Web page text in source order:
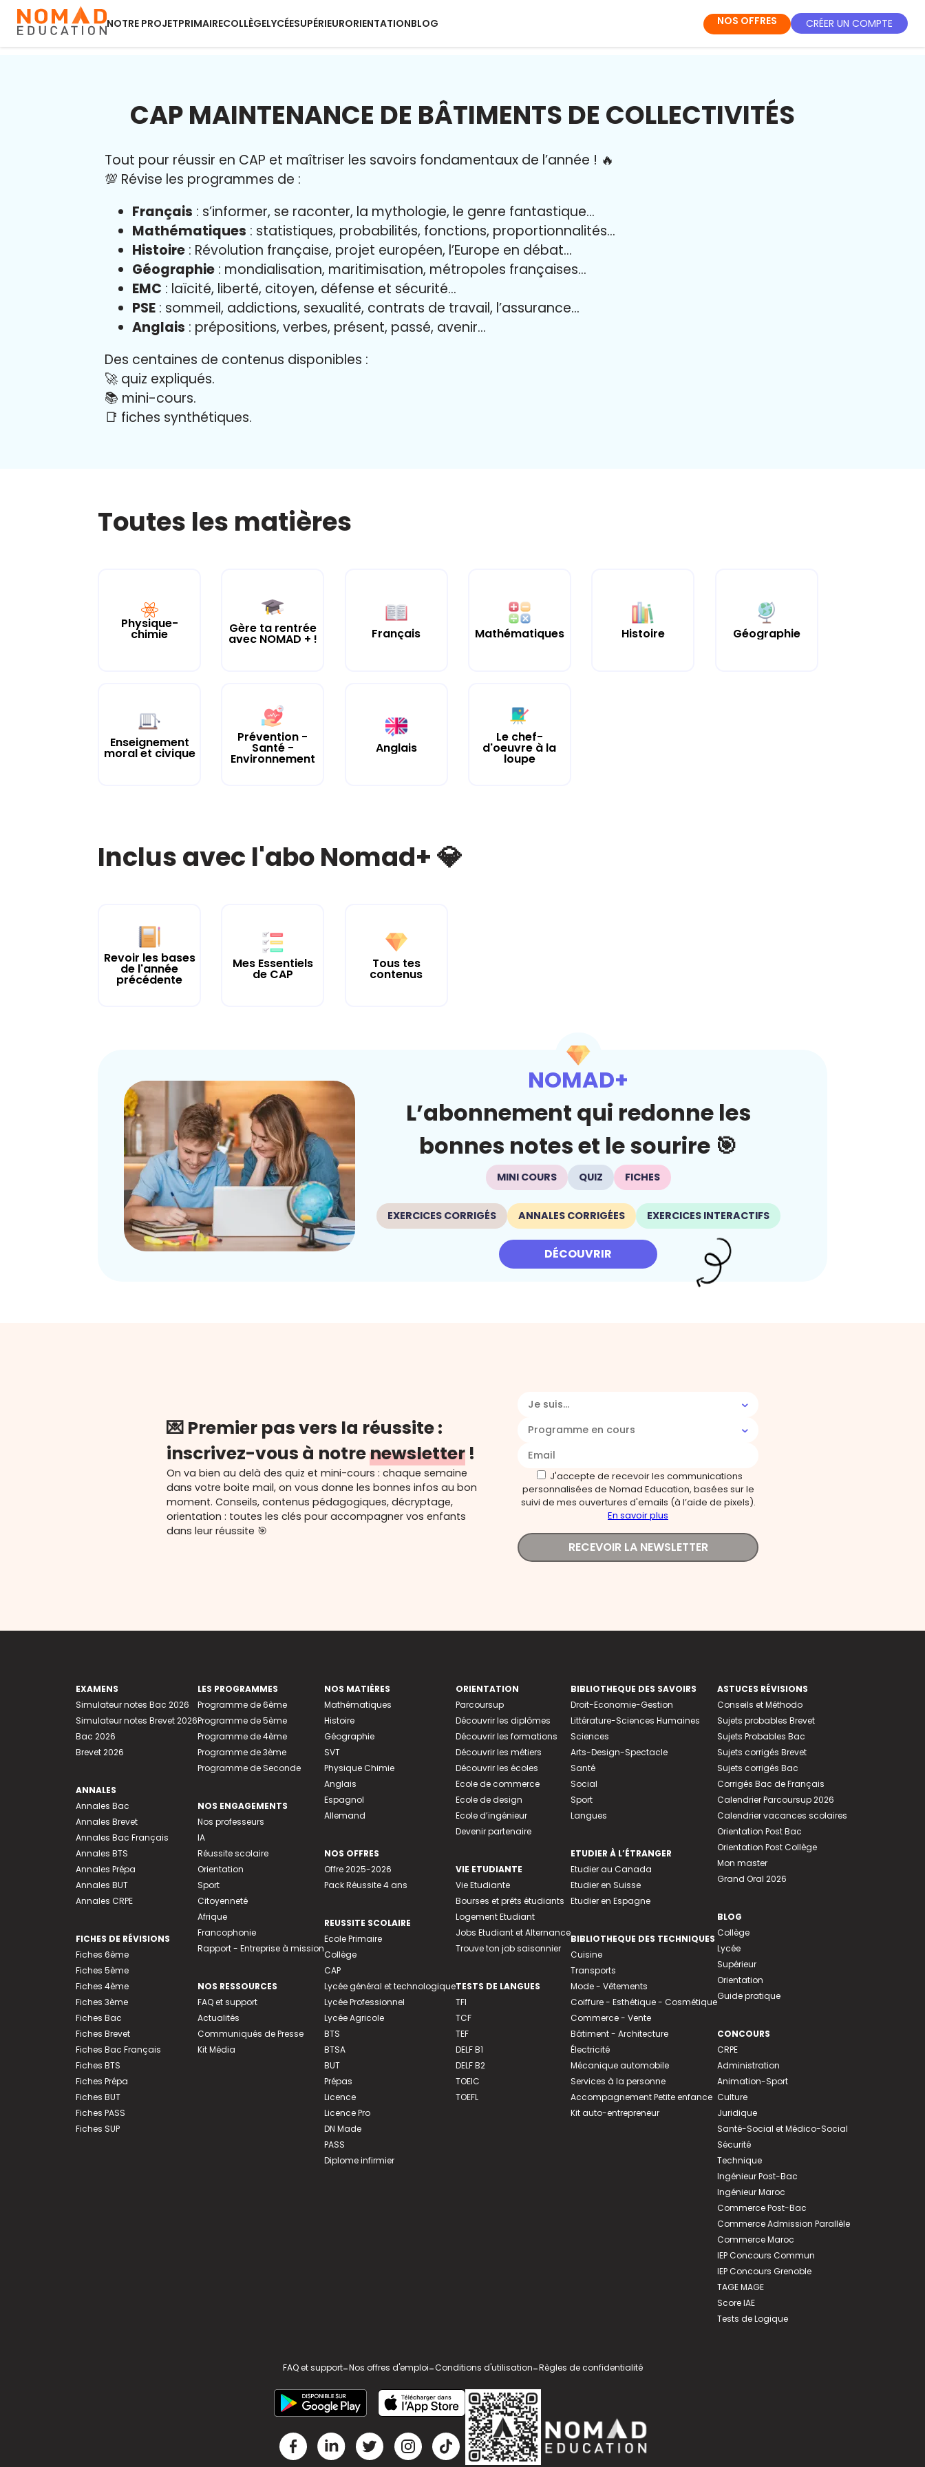
NOTRE PROJETPRIMAIRECOLLÈGELYCÉESUPÉRIEURORIENTATIONBLOG NOS OFFRES CRÉER UN COMPTE
CAP MAINTENANCE DE BÂTIMENTS DE COLLECTIVITÉS
Tout pour réussir en CAP et maîtriser les savoirs fondamentaux de l’année ! 🔥
💯 Révise les programmes de :
Français : s’informer, se raconter, la mythologie, le genre fantastique…
Mathématiques : statistiques, probabilités, fonctions, proportionnalités…
Histoire : Révolution française, projet européen, l’Europe en débat…
Géographie : mondialisation, maritimisation, métropoles françaises…
EMC : laïcité, liberté, citoyen, défense et sécurité…
PSE : sommeil, addictions, sexualité, contrats de travail, l’assurance…
Anglais : prépositions, verbes, présent, passé, avenir…
Des centaines de contenus disponibles :
🚀 quiz expliqués.
📚 mini-cours.
📑 fiches synthétiques.
Toutes les matières
Physique-
chimie Gère ta rentrée
avec NOMAD + ! Français Mathématiques Histoire Géographie
Enseignement
moral et civique
Prévention -
Santé -
Environnement
Anglais
Le chef-
d'oeuvre à la
loupe
Inclus avec l'abo Nomad+ 💎
Revoir les bases
de l'année
précédente
Mes Essentiels
de CAP
Tous tes
contenus
NOMAD+
L’abonnement qui redonne les
bonnes notes et le sourire 🎯
MINI COURS QUIZ FICHES
EXERCICES CORRIGÉS ANNALES CORRIGÉES EXERCICES INTERACTIFS
DÉCOUVRIR
💌 Premier pas vers la réussite :
inscrivez-vous à notrenewsletter !
On va bien au delà des quiz et mini-cours : chaque semaine
dans votre boite mail, on vous donne les bonnes infos au bon
moment. Conseils, contenus pédagogiques, décryptage,
orientation : toutes les clés pour accompagner vos enfants
dans leur réussite 🎯
Je suis...
Programme en cours
J'accepte de recevoir les communications
personnalisées de Nomad Education, basées sur le
suivi de mes ouvertures d'emails (à l’aide de pixels).
En savoir plus
RECEVOIR LA NEWSLETTER
EXAMENS
Simulateur notes Bac 2026
Simulateur notes Brevet 2026
Bac 2026
Brevet 2026
ANNALES
Annales Bac
Annales Brevet
Annales Bac Français
Annales BTS
Annales Prépa
Annales BUT
Annales CRPE
FICHES DE RÉVISIONS
Fiches 6ème
Fiches 5ème
Fiches 4ème
Fiches 3ème
Fiches Bac
Fiches Brevet
Fiches Bac Français
Fiches BTS
Fiches Prépa
Fiches BUT
Fiches PASS
Fiches SUP
LES PROGRAMMES
Programme de 6ème
Programme de 5ème
Programme de 4ème
Programme de 3ème
Programme de Seconde
NOS ENGAGEMENTS
Nos professeurs
IA
Réussite scolaire
Orientation
Sport
Citoyenneté
Afrique
Francophonie
Rapport - Entreprise à mission
NOS RESSOURCES
FAQ et support
Actualités
Communiqués de Presse
Kit Média
NOS MATIÈRES
Mathématiques
Histoire
Géographie
SVT
Physique Chimie
Anglais
Espagnol
Allemand
NOS OFFRES
Offre 2025-2026
Pack Réussite 4 ans
REUSSITE SCOLAIRE
Ecole Primaire
Collège
CAP
Lycée général et technologique
Lycée Professionnel
Lycée Agricole
BTS
BTSA
BUT
Prépas
Licence
Licence Pro
DN Made
PASS
Diplome infirmier
ORIENTATION
Parcoursup
Découvrir les diplômes
Découvrir les formations
Découvrir les métiers
Découvrir les écoles
Ecole de commerce
Ecole de design
Ecole d’ingénieur
Devenir partenaire
VIE ETUDIANTE
Vie Etudiante
Bourses et prêts étudiants
Logement Etudiant
Jobs Etudiant et Alternance
Trouve ton job saisonnier
TESTS DE LANGUES
TFI
TCF
TEF
DELF B1
DELF B2
TOEIC
TOEFL
BIBLIOTHEQUE DES SAVOIRS
Droit-Economie-Gestion
Littérature-Sciences Humaines
Sciences
Arts-Design-Spectacle
Santé
Social
Sport
Langues
ETUDIER À L’ÉTRANGER
Etudier au Canada
Etudier en Suisse
Etudier en Espagne
BIBLIOTHEQUE DES TECHNIQUES
Cuisine
Transports
Mode - Vêtements
Coiffure - Esthétique - Cosmétique
Commerce - Vente
Bâtiment - Architecture
Électricité
Mécanique automobile
Services à la personne
Accompagnement Petite enfance
Kit auto-entrepreneur
ASTUCES RÉVISIONS
Conseils et Méthodo
Sujets probables Brevet
Sujets Probables Bac
Sujets corrigés Brevet
Sujets corrigés Bac
Corrigés Bac de Français
Calendrier Parcoursup 2026
Calendrier vacances scolaires
Orientation Post Bac
Orientation Post Collège
Mon master
Grand Oral 2026
BLOG
Collège
Lycée
Supérieur
Orientation
Guide pratique
CONCOURS
CRPE
Administration
Animation-Sport
Culture
Juridique
Santé-Social et Médico-Social
Sécurité
Technique
Ingénieur Post-Bac
Ingénieur Maroc
Commerce Post-Bac
Commerce Admission Parallèle
Commerce Maroc
IEP Concours Commun
IEP Concours Grenoble
TAGE MAGE
Score IAE
Tests de Logique
FAQ et support-Nos offres d'emploi-Conditions d'utilisation-Règles de confidentialité